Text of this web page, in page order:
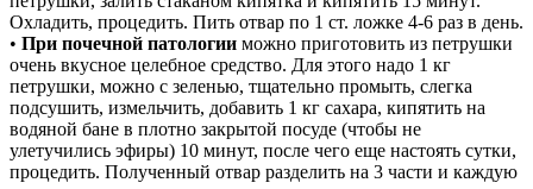
Охладить, процедить. Пить отвар по 1 ст. ложке 4-6 раз в день.
• При почечной патологии можно приготовить из петрушки
очень вкусное целебное средство. Для этого надо 1 кг
петрушки, можно с зеленью, тщательно промыть, слегка
подсушить, измельчить, добавить 1 кг сахара, кипятить на
водяной бане в плотно закрытой посуде (чтобы не
улетучились эфиры) 10 минут, после чего еще настоять сутки,
процедить. Полученный отвар разделить на 3 части и каждую